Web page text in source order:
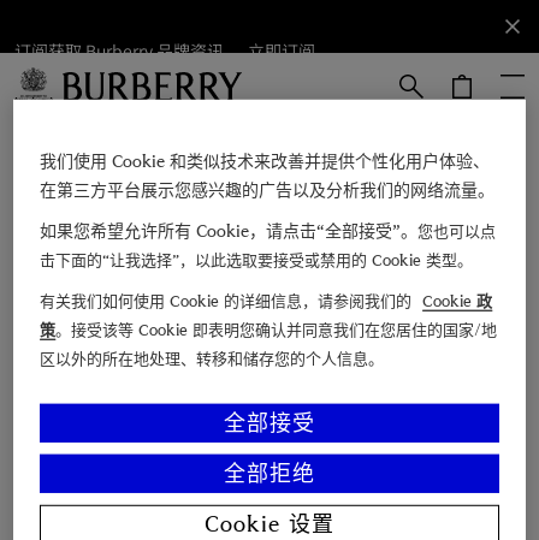
订阅获取 Burberry 品牌资讯。 立即订阅
订阅获取
Burberry
品牌资
立即订阅
电子邮箱
查找店铺
联系我们
博柏利故事
Burberry 尊享服务
顾客支持
我们使用 Cookie 和类似技术来改善并提供个性化用户体验、
在第三方平台展示您感兴趣的广告以及分析我们的网络流量。
如果您希望允许所有 Cookie，请点击“全部接受”。您也可以点
击下面的“让我选择”，以此选取要接受或禁用的 Cookie 类型。
有关我们如何使用 Cookie 的详细信息，请参阅我们的
Cookie 政
策。接受该等 Cookie 即表明您确认并同意我们在您居住的国家/地
区以外的所在地处理、转移和储存您的个人信息。
全部拒绝
全部接受
Cookie 设置